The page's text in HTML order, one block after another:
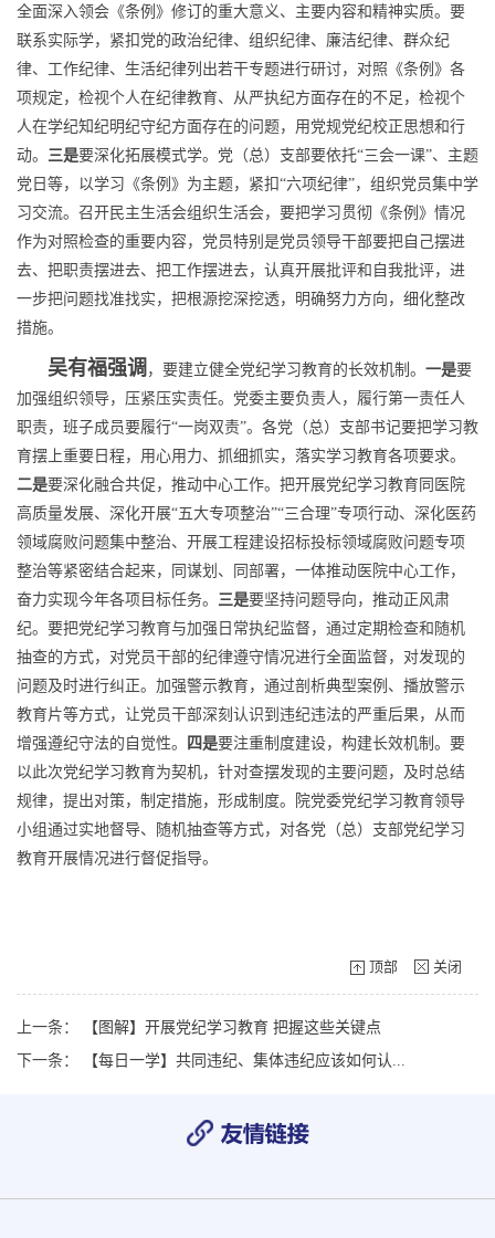
全面深入领会《条例》修订的重大意义、主要内容和精神实质。要
联系实际学，紧扣党的政治纪律、组织纪律、廉洁纪律、群众纪
律、工作纪律、生活纪律列出若干专题进行研讨，对照《条例》各
项规定，检视个人在纪律教育、从严执纪方面存在的不足，检视个
人在学纪知纪明纪守纪方面存在的问题，用党规党纪校正思想和行
动。 三是要深化拓展模式学。党（总）支部要依托“三会一课”、主题
党日等，以学习《条例》为主题，紧扣“六项纪律”，组织党员集中学
习交流。召开民主生活会组织生活会，要把学习贯彻《条例》情况
作为对照检查的重要内容，党员特别是党员领导干部要把自己摆进
去、把职责摆进去、把工作摆进去，认真开展批评和自我批评，进
一步把问题找准找实，把根源挖深挖透，明确努力方向，细化整改
措施。
吴有福强调 ，要建立健全党纪学习教育的长效机制。 一是要
加强组织领导，压紧压实责任。党委主要负责人，履行第一责任人
职责，班子成员要履行“一岗双责”。各党（总）支部书记要把学习教
育摆上重要日程，用心用力、抓细抓实，落实学习教育各项要求。
二是要深化融合共促，推动中心工作。把开展党纪学习教育同医院
高质量发展、深化开展“五大专项整治”“三合理”专项行动、深化医药
领域腐败问题集中整治、开展工程建设招标投标领域腐败问题专项
整治等紧密结合起来，同谋划、同部署，一体推动医院中心工作，
奋力实现今年各项目标任务。 三是要坚持问题导向，推动正风肃
纪。要把党纪学习教育与加强日常执纪监督，通过定期检查和随机
抽查的方式，对党员干部的纪律遵守情况进行全面监督，对发现的
问题及时进行纠正。加强警示教育，通过剖析典型案例、播放警示
教育片等方式，让党员干部深刻认识到违纪违法的严重后果，从而
增强遵纪守法的自觉性。
四是要注重制度建设，构建长效机制。要
以此次党纪学习教育为契机，针对查摆发现的主要问题，及时总结
规律，提出对策，制定措施，形成制度。院党委党纪学习教育领导
小组通过实地督导、随机抽查等方式，对各党（总）支部党纪学习
教育开展情况进行督促指导。
顶部 关闭
上一条：
【图解】开展党纪学习教育 把握这些关键点
下一条：
【每日一学】共同违纪、集体违纪应该如何认...